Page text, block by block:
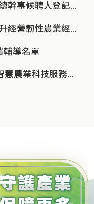
嘉義縣水上鄉農會總幹事候聘人登記公告(中途出缺)
安心投入農業，提升經營韌性農業經營準備金8月17日開放申請
輔導名單
農業部115年度「智慧農業科技服務機構能量登錄」即日起開放申請，歡迎欲加入智慧農業行列之業者踴躍參與(第1批次4月30日...